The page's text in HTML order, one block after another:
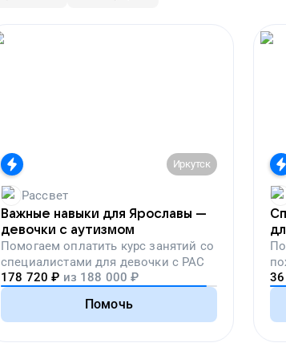
Иркутск
Рассвет
Важные навыки для Ярославы —
девочки с аутизмом
Помогаем оплатить курс занятий со
специалистами для девочки с РАС
178 720 ₽ из 188 000 ₽
Помочь